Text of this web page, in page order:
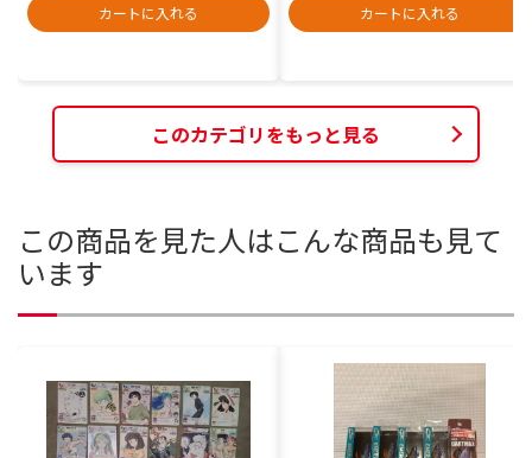
カートに入れる
カートに入れる
このカテゴリをもっと見る
この商品を見た人はこんな商品も見て
います